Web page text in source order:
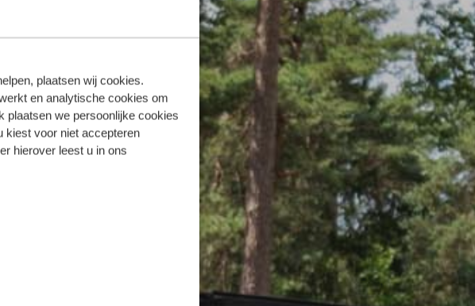
plaatsen wij cookies.
en analytische cookies om
plaatsen we persoonlijke cookies
kiest voor niet accepteren
hierover leest u in ons